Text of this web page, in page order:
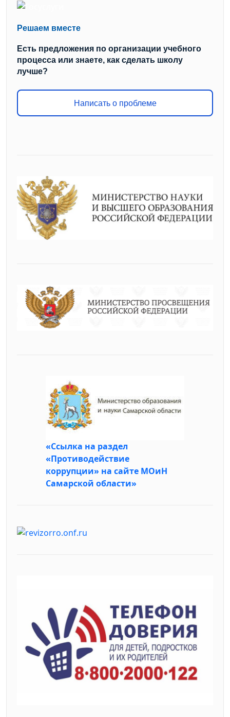
Решаем вместе
Есть предложения по организации учебного
процесса или знаете, как сделать школу
лучше?
Написать о проблеме
«Ссылка на раздел
«Противодействие
коррупции» на сайте МОиН
Самарской области»